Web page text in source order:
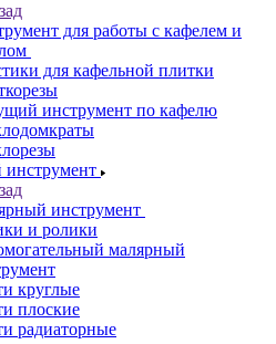
для работы с кафелем и
для кафельной плитки
инструмент по кафелю
инструмент
и ролики
малярный
круглые
плоские
радиаторные